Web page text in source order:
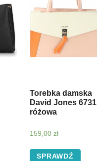
Torebka damska
David Jones 6731
różowa
159,00 zł
SPRAWDŹ